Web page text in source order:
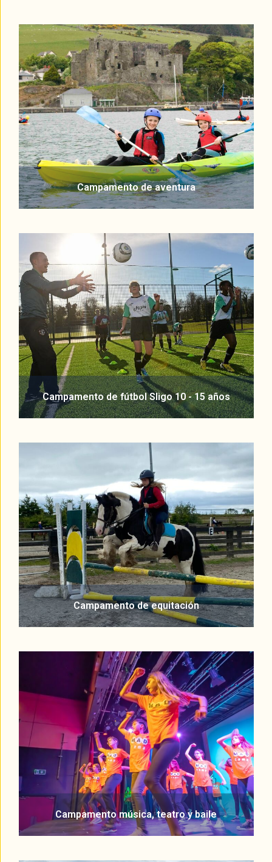
Campamento de aventura
Campamento de fútbol Sligo 10 - 15 años
Campamento de equitación
Campamento música, teatro y baile